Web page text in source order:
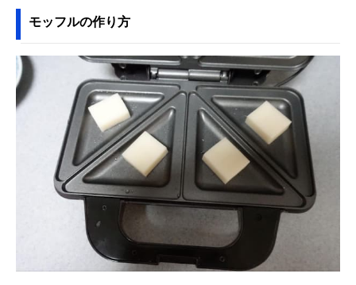
モッフルの作り方